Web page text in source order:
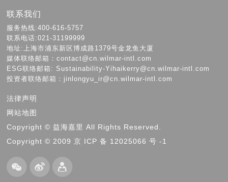
联系我们
服务热线:400-616-5757
联系电话:021-31199999
地址:上海市浦东新区博成路1379号金龙鱼大厦
媒体联络邮箱：contact@cn.wilmar-intl.com
ESG联络邮箱: Sustainability-Yihaikerry@cn.wilmar-intl.com
投资者联络邮箱：jinlongyu_ir@cn.wilmar-intl.com
法律声明
网站地图
Copyright © 益海嘉里 All Rights Reserved.
Copyright © 2009 京 ICP 备 12025066 号 -1